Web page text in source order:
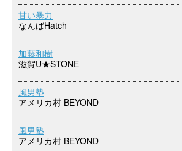
甘い暴力
なんばHatch
加藤和樹
滋賀U★STONE
風男塾
アメリカ村 BEYOND
風男塾
アメリカ村 BEYOND